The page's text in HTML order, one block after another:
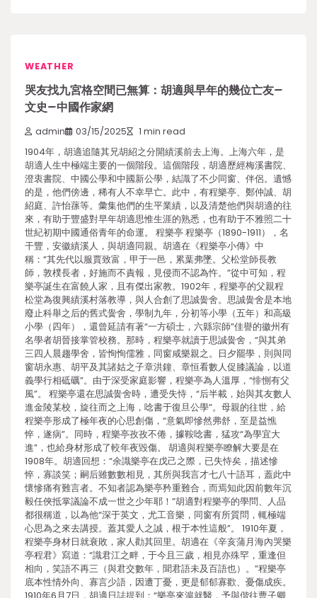
WEATHER
哭友找九宮格空間已無算：胡適與早年的幾位亡友–
文史–中國作家網
admin 03/15/2025 1 min read
1904年，胡適追隨其兄胡紹之分開績溪前去上海。上海六年，是
胡適人生中極端主要的一個階段。這個階段，胡適歷經梅溪書院、
澄衷書院、中國公學和中國新公學，結識了不少同窗、伴侶。遺憾
的是，他們傍邊，稀有人不幸早亡。此中，有程樂亭、鄭仲誠、胡
紹庭、許怡蓀等。彙集他們的生平業績，以及清楚他們與胡適的往
來，有助于豐盛對早年胡適思惟生涯的熟悉，也有助于不雅照二十
世紀初期中國通俗青年的命運。 程樂亭 程樂亭（1890-1911），名
干豐，安徽績溪人，與胡適同親。胡適在《程樂亭小傳》中
稱：“其先代以服賈致富，甲于一邑，累葉弗墜。父松堂師長教
師，敦樸長者，好施而不責報，見侵而不認為忤。”從中可知，程
樂亭誕生在富饒人家，且有傑出家教。1902年，程樂亭的父親程
松堂為復興績溪村落教導，與人合創了思誠黌舍。思誠黌舍是本地
廢止科舉之后的舊式黌舍，學制九年，分初等小學（五年）和高級
小學（四年），還曾延請有著“一方碩士，六縣宗師”佳譽的徽州有
名學者胡晉接掌管校務。那時，程樂亭就讀于思誠黌舍，“與其弟
三四人晨趨學舍，皆恂恂儒雅，同窗咸樂親之。日夕罷學，則與同
窗胡永惠、胡平及其諸姑之子章洪鐘、章恒看數人促膝議論，以道
義學行相砥礪”。由于深受家庭影響，程樂亭為人溫厚，“悱惻有父
風”。 程樂亭還在思誠黌舍時，遭受失恃，“后半載，始與其友數人
進金陵某校，旋往而之上海，唸書于復旦公學”。母親的往世，給
程樂亭形成了極年夜的心思創傷，“意氣即慘然弗舒，至是益憔
悴，遂病”。同時，程樂亭孜孜不倦，據鞍唸書，猛攻“為學宜大
進”，也給身材形成了較年夜毀傷。 胡適與程樂亭瞭解大要是在
1908年。胡適回想：“余識樂亭在戊己之際，已失恃矣，描述慘
悴，寡談笑；嗣后雖數數相見，其所與我言才七八十語耳，蓋此中
懷慘痛有難言者。不知者認為樂亭矜重難合，而焉知此因前數年沉
毅任俠抵掌議論不成一世之少年耶！”胡適對程樂亭的學問、人品
都很稱道，以為他“深于英文，尤工音樂，同窗有所質問，輒極端
心思為之來去講授。蓋其愛人之誠，根于本性這般”。 1910年夏，
程樂亭身材日就衰敗，家人勸其回里。胡適在《辛亥蒲月海內哭樂
亭程君》寫道：“識君江之畔，于今且三歲，相見亦殊罕，重逢但
相向，笑語不再三（與君交數年，聞君語未及百語也）。”程樂亭
底本性情外向、寡言少語，因遭丁憂，更是郁郁寡歡、憂傷成疾。